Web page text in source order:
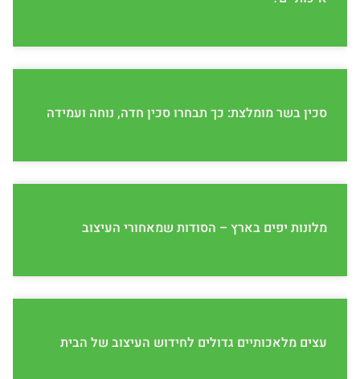
סכין בשר מומלצת: כך תבחרו סכין חדה, נוחה ועמידה
מלונות יפים בארץ – הסודות שמאחורי העיצוב
עצים מלאכותיים גדולים לחידוש העיצוב של הבית